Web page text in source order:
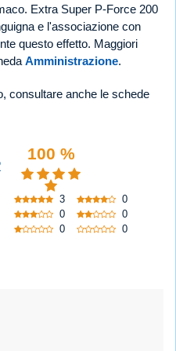
Extra Super P-Force 200
e l'associazione con
questo effetto. Maggiori
Amministrazione.
consultare anche le schede
100 %
3
0
0
0
0
0